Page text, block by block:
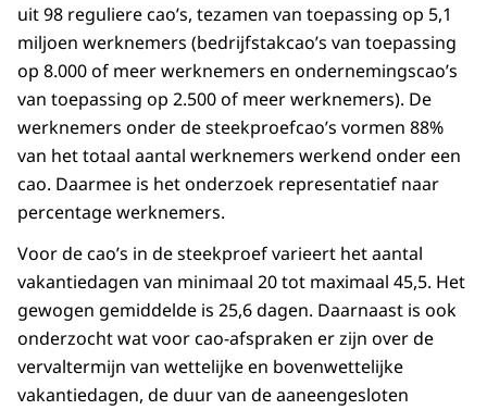
uit 98 reguliere cao’s, tezamen van toepassing op 5,1
miljoen werknemers (bedrijfstakcao’s van toepassing
op 8.000 of meer werknemers en ondernemingscao’s
van toepassing op 2.500 of meer werknemers). De
werknemers onder de steekproefcao’s vormen 88%
van het totaal aantal werknemers werkend onder een
cao. Daarmee is het onderzoek representatief naar
percentage werknemers.
Voor de cao’s in de steekproef varieert het aantal
vakantiedagen van minimaal 20 tot maximaal 45,5. Het
gewogen gemiddelde is 25,6 dagen. Daarnaast is ook
onderzocht wat voor cao-afspraken er zijn over de
vervaltermijn van wettelijke en bovenwettelijke
vakantiedagen, de duur van de aaneengesloten